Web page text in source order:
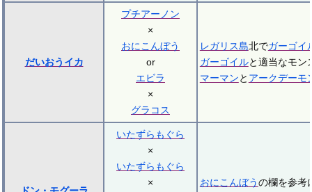
だいおうイカ
プチアーノン
×
おにこんぼう
or
エビラ
×
グラコス
レガリス島北でガーゴイ
ガーゴイルと適当なモン
マーマンと アークデーモ
いたずらもぐら
×
いたずらもぐら
×
おにこんぼうの欄を参考